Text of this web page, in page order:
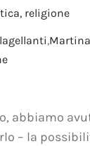
religione
,Martina
abbiamo
– la